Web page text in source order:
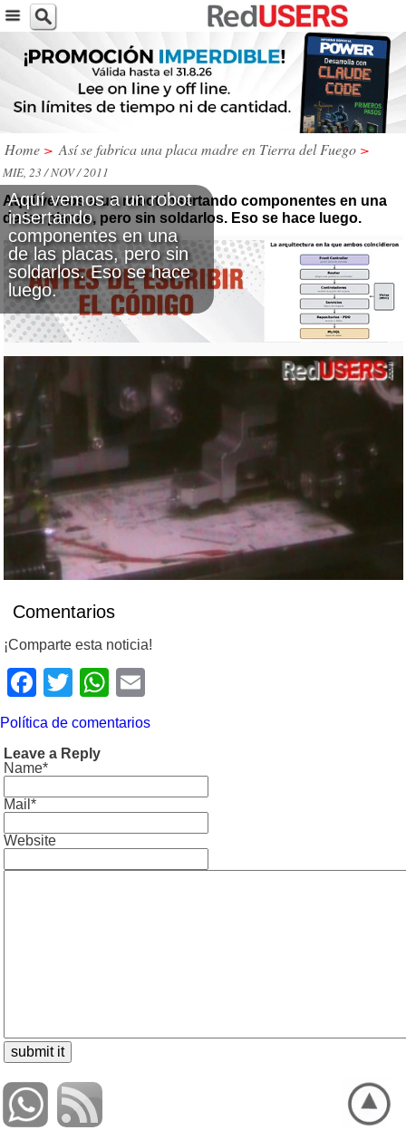
Home > Así se fabrica una placa madre en Tierra del Fuego >
MIE, 23 / NOV / 2011
Aquí vemos a un robot
insertando
componentes en una
de las placas, pero sin
soldarlos. Eso se hace
luego.
Aquí vemos a un robot insertando componentes en una
de las placas, pero sin soldarlos. Eso se hace luego.
Comentarios
¡Comparte esta noticia!
Facebook
TwitterWhatsApp
Política de comentarios
Leave a Reply
Name*
Mail*
Website